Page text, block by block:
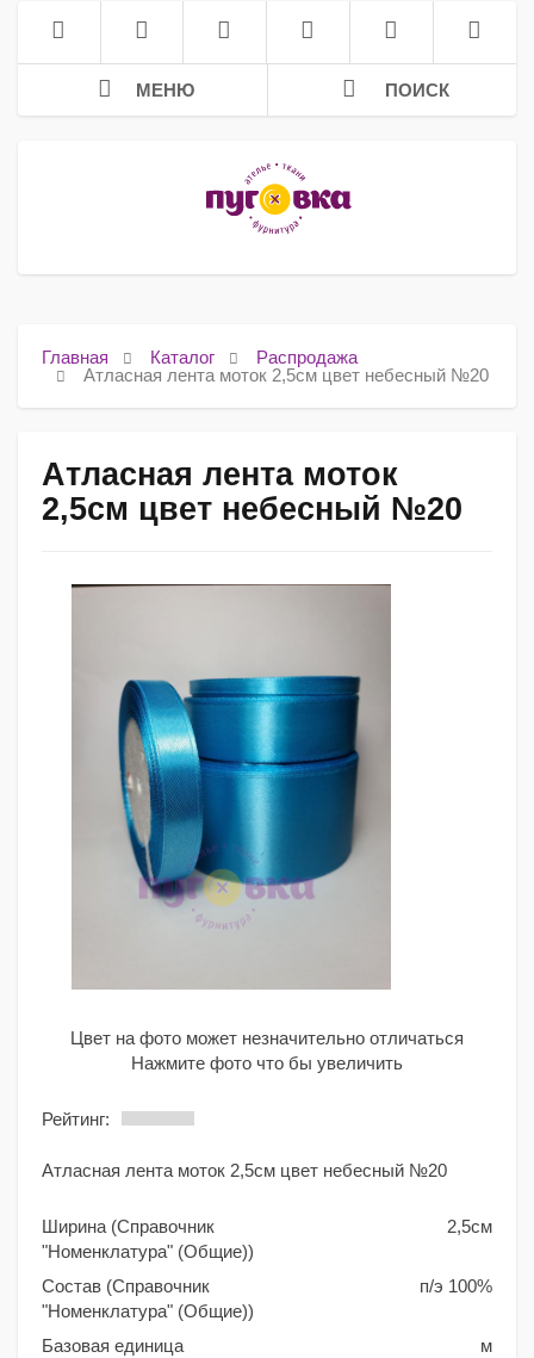
МЕНЮ ПОИСК
Главная Каталог
Распродажа
Атласная лента моток 2,5см цвет небесный №20
Атласная лента моток
2,5см цвет небесный №20
Цвет на фото может незначительно отличаться
Нажмите фото что бы увеличить
Рейтинг:
Атласная лента моток 2,5см цвет небесный №20
Ширина (Справочник
"Номенклатура" (Общие))
2,5см
Состав (Справочник
"Номенклатура" (Общие))
п/э 100%
Базовая единица
м